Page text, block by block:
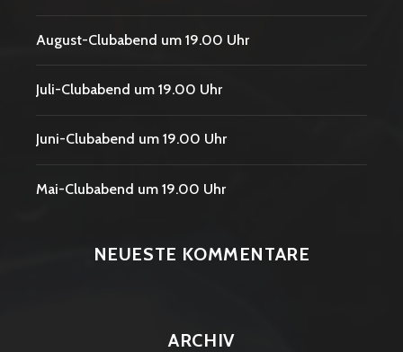
August-Clubabend um 19.00 Uhr
Juli-Clubabend um 19.00 Uhr
Juni-Clubabend um 19.00 Uhr
Mai-Clubabend um 19.00 Uhr
NEUESTE KOMMENTARE
ARCHIV